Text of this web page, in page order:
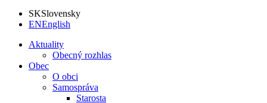
SKSlovensky
ENEnglish
Aktuality
Obecný rozhlas
Obec
O obci
Samospráva
Starosta